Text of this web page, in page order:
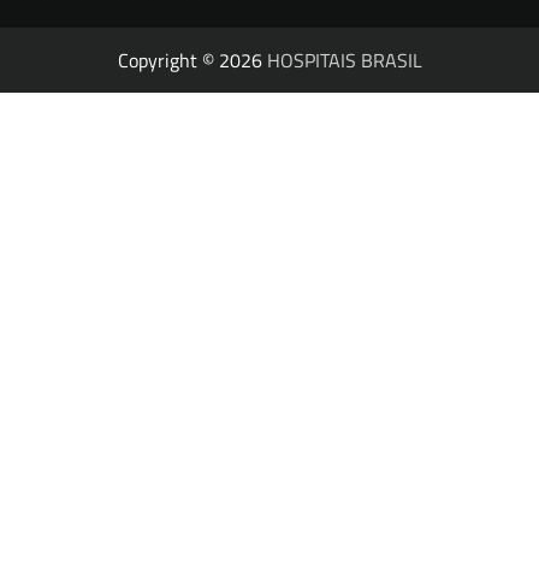
Copyright © 2026 HOSPITAIS BRASIL